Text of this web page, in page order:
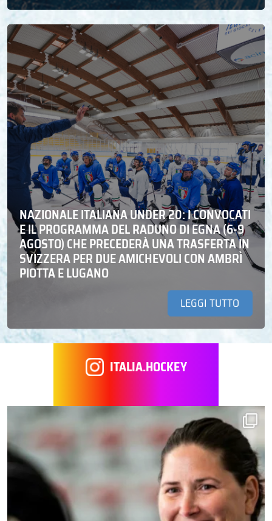
NAZIONALE ITALIANA UNDER 20: I CONVOCATI
E IL PROGRAMMA DEL RADUNO DI EGNA (6-9
AGOSTO) CHE PRECEDERÀ UNA TRASFERTA IN
SVIZZERA PER DUE AMICHEVOLI CON AMBRÌ
PIOTTA E LUGANO
LEGGI TUTTO
ITALIA.HOCKEY